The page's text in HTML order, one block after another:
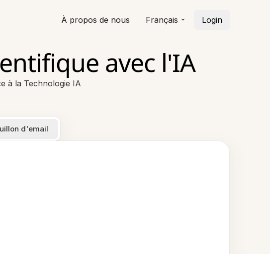
À propos de nous Français Login
avec l'IA
à la Technologie IA
d'email